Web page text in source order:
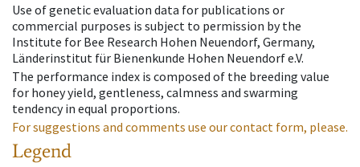
Use of genetic evaluation data for publications or
commercial purposes is subject to permission by the
Institute for Bee Research Hohen Neuendorf, Germany,
Länderinstitut für Bienenkunde Hohen Neuendorf e.V.
The performance index is composed of the breeding value
for honey yield, gentleness, calmness and swarming
tendency in equal proportions.
For suggestions and comments use our contact form, please.
Legend